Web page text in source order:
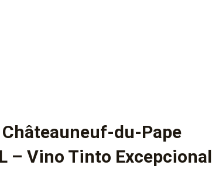
Châteauneuf-du-Pape
– Vino Tinto Excepcional